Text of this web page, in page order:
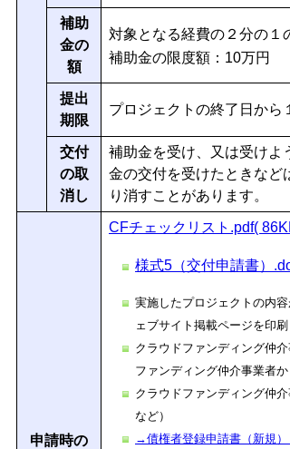
補助
金の
額
対象となる経費の２分の１
補助金の限度額：10万円
提出
期限
プロジェクトの終了日から
交付
の取
消し
補助金を受け、又は受けよ
金の交付を受けたときなど
り消すことがあります。
申請時の
CFチェックリスト.pdf(
様式5（交付申請書）
実施したプロジェクトの内
ェブサイト掲載ページを印刷
クラウドファンディング仲
ファンディング仲介事業者
クラウドファンディング仲
など）
→債権者登録申請書（新規）